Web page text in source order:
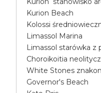
Kurion Beach
Kolossi
Limassol Marina
Limassol starówka z
Choroikoitia
White Stones
Governor's Beach